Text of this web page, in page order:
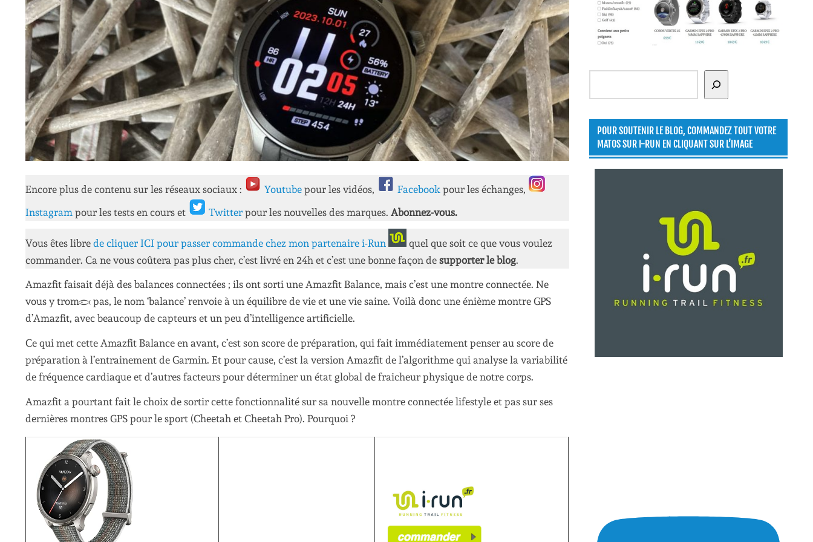
Encore plus de contenu sur les réseaux sociaux : Youtube pour les vidéos, Facebook pour les échanges,
Instagram pour les tests en cours et Twitter pour les nouvelles des marques. Abonnez-vous.
Vous êtes libre de cliquer ICI pour passer commande chez mon partenaire i-Run
quel que soit ce que vous voulez
commander. Ca ne vous coûtera pas plus cher, c’est livré en 24h et c’est une bonne façon de supporter le blog.
Amazfit faisait déjà des balances connectées ; ils ont sorti une Amazfit Balance, mais c’est une montre connectée. Ne
vous y trompez pas, le nom ‘balance’ renvoie à un équilibre de vie et une vie saine. Voilà donc une énième montre GPS
d’Amazfit, avec beaucoup de capteurs et un peu d’intelligence artificielle.
Ce qui met cette Amazfit Balance en avant, c’est son score de préparation, qui fait immédiatement penser au score de
préparation à l’entrainement de Garmin. Et pour cause, c’est la version Amazfit de l’algorithme qui analyse la variabilité
de fréquence cardiaque et d’autres facteurs pour déterminer un état global de fraicheur physique de notre corps.
Amazfit a pourtant fait le choix de sortir cette fonctionnalité sur sa nouvelle montre connectée lifestyle et pas sur ses
dernières montres GPS pour le sport (Cheetah et Cheetah Pro). Pourquoi ?
Rechercher
POUR SOUTENIR LE BLOG, COMMANDEZ TOUT VOTRE
MATOS SUR I-RUN EN CLIQUANT SUR L’IMAGE